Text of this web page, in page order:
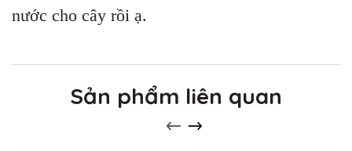
nước cho cây rồi ạ.
Sản phẩm liên quan